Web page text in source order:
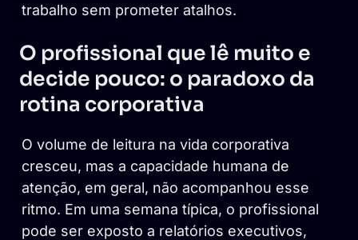
trabalho sem prometer atalhos.
O profissional que lê muito e
decide pouco: o paradoxo da
rotina corporativa
O volume de leitura na vida corporativa
cresceu, mas a capacidade humana de
atenção, em geral, não acompanhou esse
ritmo. Em uma semana típica, o profissional
pode ser exposto a relatórios executivos,